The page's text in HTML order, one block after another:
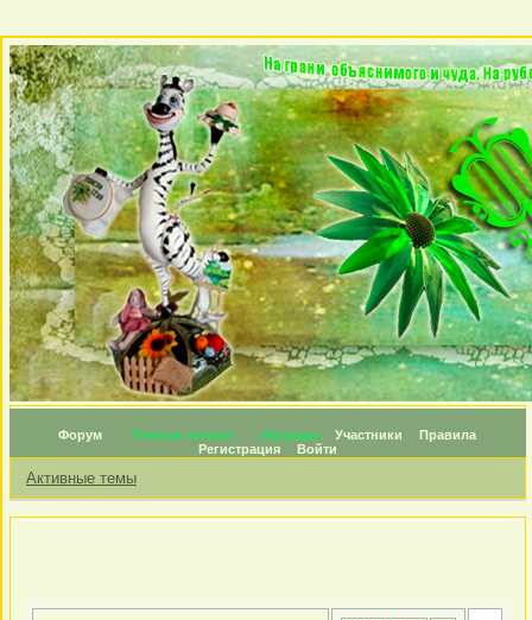
Форум Личные топики Награды Участники
Правила
Регистрация
Войти
Активные темы